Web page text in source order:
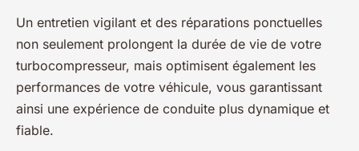
Un entretien vigilant et des réparations ponctuelles
non seulement prolongent la durée de vie de votre
turbocompresseur, mais optimisent également les
performances de votre véhicule, vous garantissant
ainsi une expérience de conduite plus dynamique et
fiable.